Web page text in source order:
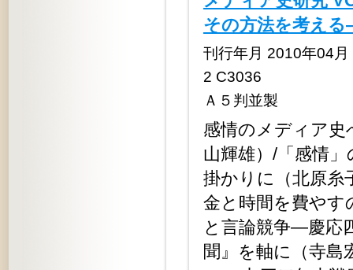
その方法を考え
刊行年月 2010年04
2 C3036
Ａ５判並製
感情のメディア
山輝雄）/「感情
掛かりに（北原
金と時間を費やす
と言論競争―慶応
聞』を軸に（寺島